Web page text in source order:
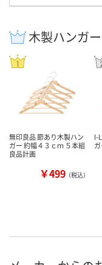
木製ハンガ
無印良品 節あり木製ハン
ガー 約幅４３ｃｍ ５本組
良品計画
￥499 （税込）
I-